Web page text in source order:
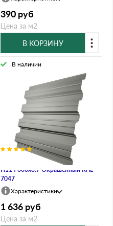
390 руб
Цена за м2
В КОРЗИНУ
Профнастил Профлист-Металл
Н114 600х0.7 Окрашенный RAL
7047
В наличии
Характеристики
1 636 руб
Цена за м2